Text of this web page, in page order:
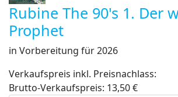
Rubine The 90's 1. Der
Prophet
in Vorbereitung für 2026
Verkaufspreis inkl. Preisnachlass:
Brutto-Verkaufspreis: 13,50 €